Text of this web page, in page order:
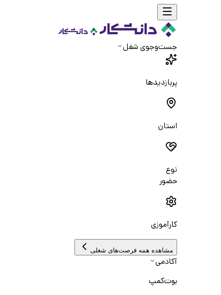
جست‌و‌جوی شغل
پربازدیدها
استان
نوع
حضور
کارآموزی
مشاهده همه فرصت‌های شغلی
آکادمی
بوت‌کمپ